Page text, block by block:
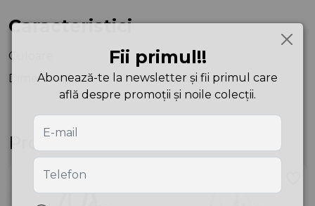
Caracteristici
Culoare
Nut
Dimensiuni
9X36X33 cm
Produse asemănătoare
Fii primul!!
Abonează-te la newsletter și fii primul care
află despre promoții și noile colecții.